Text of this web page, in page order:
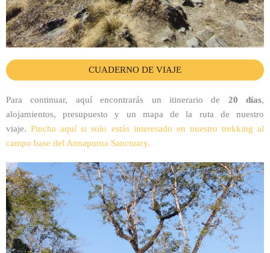
CUADERNO DE VIAJE
Para continuar, aquí encontrarás un itinerario de 20 días,
alojamientos, presupuesto y un mapa de la ruta de nuestro
viaje.Pincha aquí si solo estás interesado en nuestro trekking al
campo base del Annapurna Sanctuary.